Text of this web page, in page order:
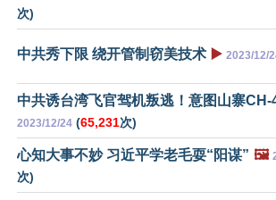
次)
中共秀下限 绕开管制窃美技术 ▶️ 2023/12/
中共诱台湾飞官驾机叛逃！意图山寨CH-
2023/12/24 (65,231次)
心知大事不妙 习近平学老毛耍“阳谋” 🖼️
次)